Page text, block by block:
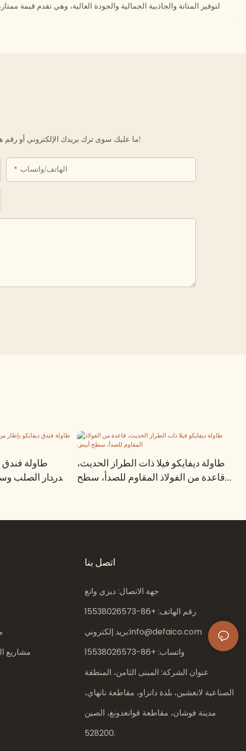
ما عليك سوى ترك بريدك الإلكتروني أو رقم هاتفك في نموذج الاتصال حتى نتمكن من إرسال عرض أسعار مجاني لك لمجموعة واسعة من التصاميم لدينا!
الهاتف/واتساب
طاولة
الدردار الصلب
طاولة ديفايكو فيلا ذات الطراز الحديث،
قاعدة من الفولاذ المقاوم للصدأ، سطح
مشاريع
اتصل بنا
جهة الاتصال: ديزي وانغ
رقم الهاتف: +86-
15538026573
بريد إلكتروني:info@defaico.com
واتساب: +86-
15538026573
عنوان الشركة: المبنى الثامن، المنطقة
الصناعية لانغشين، بلدة دانزاو، مقاطعة نانهاي،
مدينة فوشان، مقاطعة قوانغدونغ، الصين
528200.